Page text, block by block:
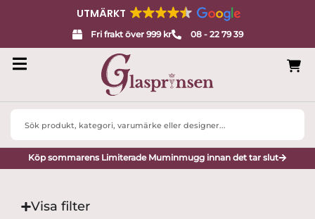
UTMÄRKT
Fri frakt över 999 kr 08 - 22 79 39
Search
Köp sommarens Limiterade Muminmugg innan det tar slut
Visa filter